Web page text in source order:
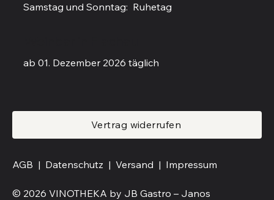
Samstag und Sonntag: Ruhetag
ab 01. Dezember 2026 täglich
© 2026 VINOTHEKA by JB Gastro – Janos
AGB | Datenschutz | Versand | Impressum
Vertrag widerrufen